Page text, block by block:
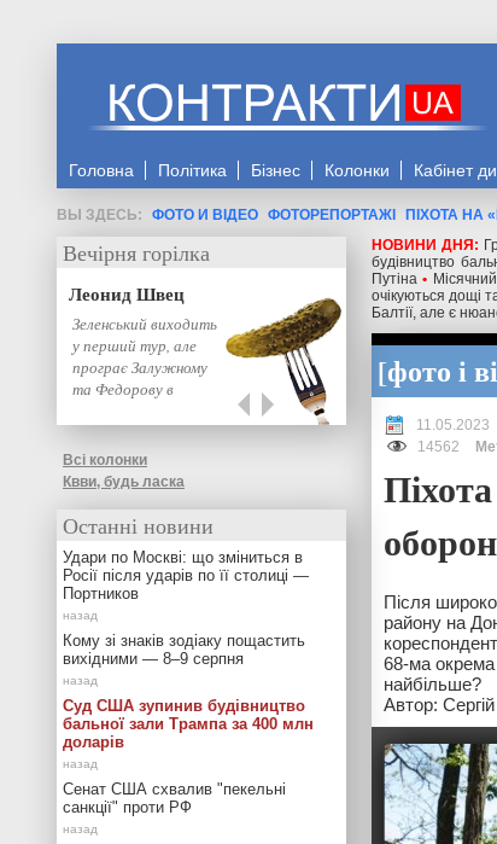
Головна Політика Бізнес Колонки Кабінет
ФОТО И ВІДЕО ФОТОРЕПОРТАЖІ
ПІХОТА НА
НОВИНИ ДНЯ:
будівництво
Путіна •
очікуються дощі
Балтії, але є
фото і
11.05.2023
14562
Після
району на
68-ма окрема
найбільше?
Автор:
Вечірня горілка
Леонид Швец
Зеленський виходить
у перший тур, але
програє Залужному
та Федорову в
Всі колонки
Квви, будь ласка
Останні новини
Удари по Москві: що зміниться в
Росії після ударів по її столиці —
Портников
Кому зі знаків зодіаку пощастить
вихідними — 8–9 серпня
Суд США зупинив будівництво
бальної зали Трампа за 400 млн
доларів
Сенат США схвалив "пекельні
санкції" проти РФ